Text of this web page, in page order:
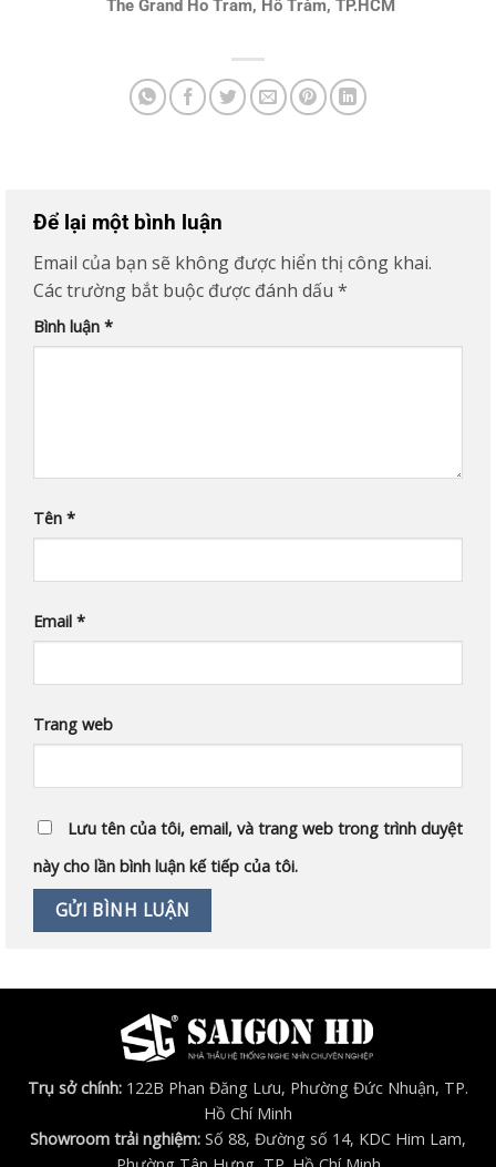
The Grand Ho Tram, Hồ Tràm, TP.HCM
Để lại một bình luận
Email của bạn sẽ không được hiển thị công khai.
Các trường bắt buộc được đánh dấu *
Bình luận *
Tên *
Email *
Trang web
Lưu tên của tôi, email, và trang web trong trình duyệt
này cho lần bình luận kế tiếp của tôi.
Trụ sở chính: 122B Phan Đăng Lưu, Phường Đức Nhuận, TP.
Hồ Chí Minh
Showroom trải nghiệm: Số 88, Đường số 14, KDC Him Lam,